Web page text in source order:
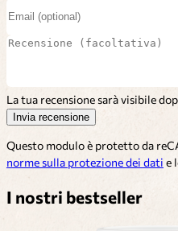
La tua recensione sarà visibile
Invia recensione
Questo modulo è protetto da
norme sulla protezione dei dati e
I nostri bestseller